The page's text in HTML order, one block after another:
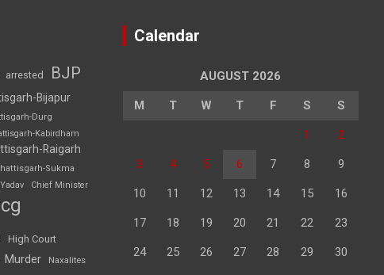
arrested BJP
Bijapur
Durg
Kabirdham
Raigarh
Sukma
Chief Minister
High Court
Murder Naxalites
Calendar
AUGUST 2026
M T W T F S S
1 2
3 4 5 6 7 8 9
10 11 12 13 14 15 16
17 18 19 20 21 22 23
24 25 26 27 28 29 30